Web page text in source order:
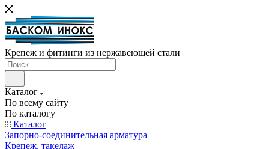
Крепеж и фитинги из нержавеющей стали
Каталог
По всему сайту
По каталогу
Каталог
Запорно-соединительная арматура
Крепеж, такелаж